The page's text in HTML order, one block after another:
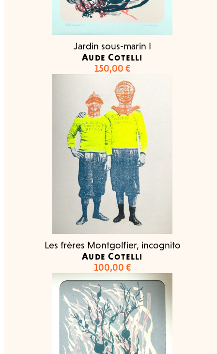
Jardin sous-marin I
Aude Cotelli
150,00 €
Les frères Montgolfier, incognito
Aude Cotelli
100,00 €